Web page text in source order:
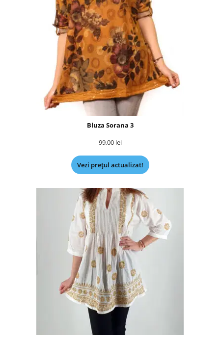
Bluza Sorana 3
99,00 lei
Vezi prețul actualizat!